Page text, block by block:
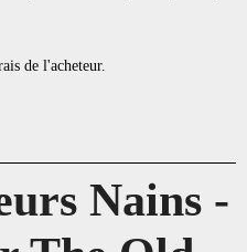
de l'acheteur.
Nains -